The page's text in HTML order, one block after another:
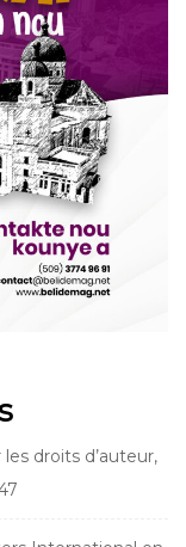
droits d’auteur,